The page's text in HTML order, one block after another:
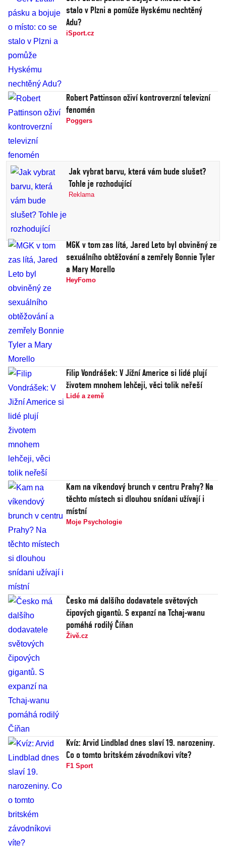
stalo v Plzni a pomůže Hyskému nechtěný
Adu?
iSport.cz
Robert Pattinson oživí kontroverzní televizní
fenomén
Poggers
Jak vybrat barvu, která vám bude slušet?
Tohle je rozhodující
Reklama
MGK v tom zas lítá, Jared Leto byl obviněný ze
sexuálního obtěžování a zemřely Bonnie Tyler
a Mary Morello
HeyFomo
Filip Vondrášek: V Jižní Americe si lidé plují
životem mnohem lehčeji, věci tolik neřeší
Lidé a země
Kam na víkendový brunch v centru Prahy? Na
těchto místech si dlouhou snídani užívají i
místní
Moje Psychologie
Česko má dalšího dodavatele světových
čipových gigantů. S expanzí na Tchaj-wanu
pomáhá rodilý Číňan
Živě.cz
Kvíz: Arvid Lindblad dnes slaví 19. narozeniny.
Co o tomto britském závodníkovi víte?
F1 Sport